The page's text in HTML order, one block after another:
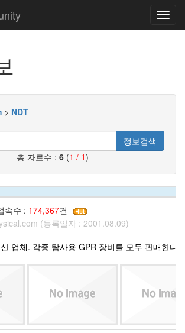
> NDT
정보검색
총 자료수 : 6 (1 / 1)
속수 : 174,367건
(등록일자 : 2001.08.09)
업체. 각종 탐사용 GPR 장비를 모두 판매한다.